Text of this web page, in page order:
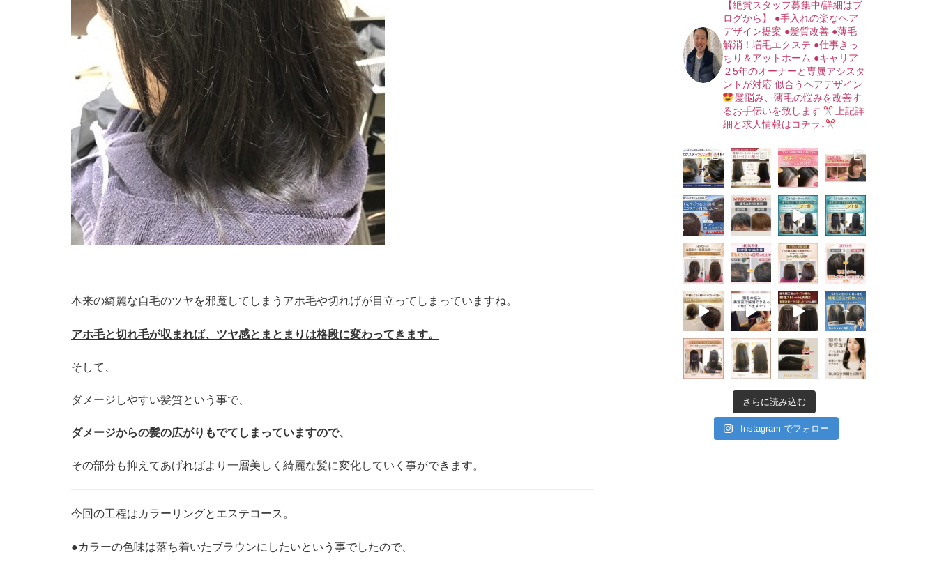
本来の綺麗な自毛のツヤを邪魔してしまうアホ毛や切れげが目立ってしまっていますね。
アホ毛と切れ毛が収まれば、ツヤ感とまとまりは格段に変わってきます。
そして、
ダメージしやすい髪質という事で、
ダメージからの髪の広がりもでてしまっていますので、
その部分も抑えてあげればより一層美しく綺麗な髪に変化していく事ができます。
今回の工程はカラーリングとエステコース。
●カラーの色味は落ち着いたブラウンにしたいという事でしたので、
【絶賛スタッフ募集中/詳細はブ
ログから】
●手入れの楽なヘア
デザイン提案 ●髪質改善 ●薄毛
解消！増毛エクステ ●仕事きっ
ちり＆アットホーム ●キャリア
２5年のオーナーと専属アシスタ
ントが対応 似合うヘアデザイン
髪悩み、薄毛の悩みを改善す
るお手伝いを致します
上記詳
細と求人情報はコチラ↓
さらに読み込む
Instagram でフォロー